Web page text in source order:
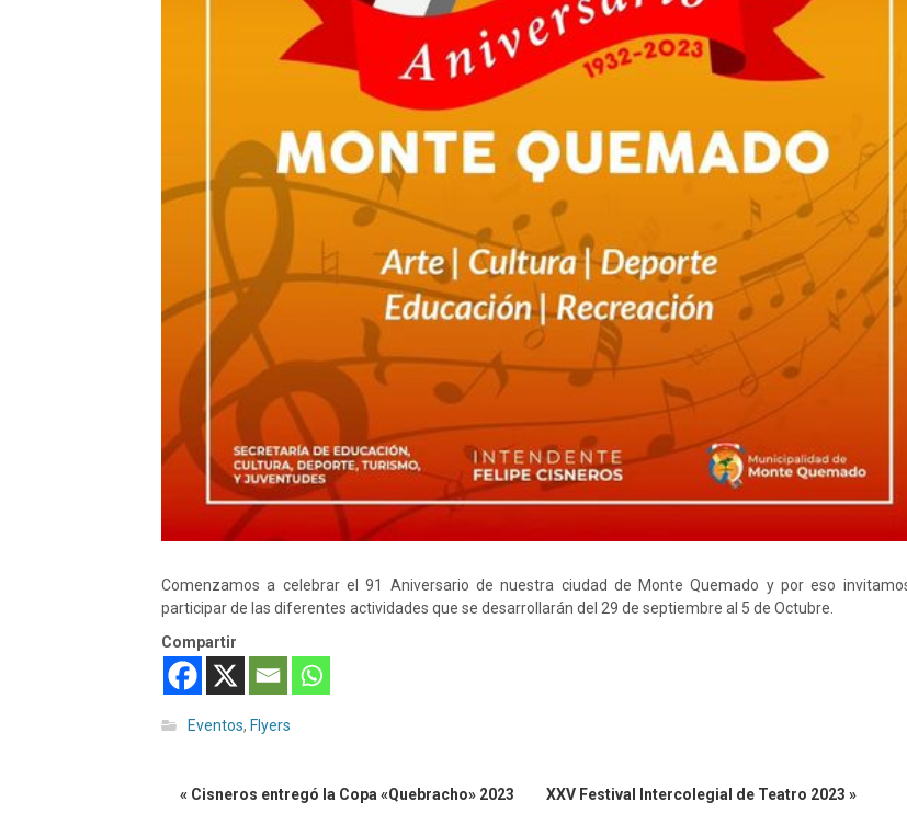
Comenzamos a celebrar el 91 Aniversario de nuestra ciudad de Monte Quemado y por eso
participar de las diferentes actividades que se desarrollarán del 29 de septiembre al 5 de Octubre.
Compartir
Eventos, Flyers
« Cisneros entregó la Copa «Quebracho» 2023 XXV Festival Intercolegial de Teatro 2023 »